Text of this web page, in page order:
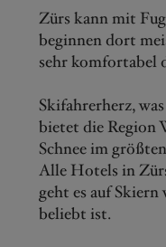
Zürs kann mit
beginnen dort
sehr komfortabel
Skifahrerherz,
bietet die Region
Schnee im
Alle Hotels in
geht es auf
beliebt ist.